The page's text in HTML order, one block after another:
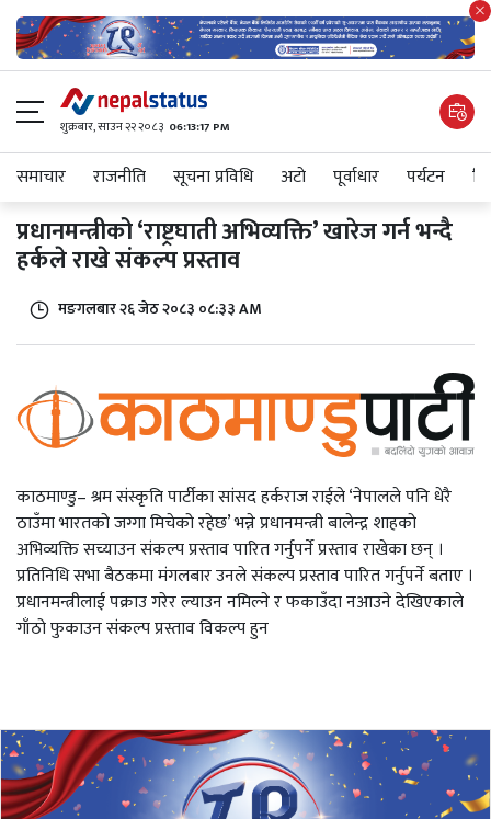
शुक्रबार​, साउन २२ २०८३ 06:13:17 PM
समाचार राजनीति सूचना प्रविधि अटाे पूर्वाधार पर्यटन
प्रधानमन्त्रीको ‘राष्ट्रघाती अभिव्यक्ति’ खारेज गर्न भन्दै
हर्कले राखे संकल्प प्रस्ताव
मङगलबार २६ जेठ २०८३ ०८:३३ AM
काठमाण्डु– श्रम संस्कृति पार्टीका सांसद हर्कराज राईले ‘नेपालले पनि धेरै
ठाउँमा भारतको जग्गा मिचेको रहेछ’ भन्ने प्रधानमन्त्री बालेन्द्र शाहको
अभिव्यक्ति सच्याउन संकल्प प्रस्ताव पारित गर्नुपर्ने प्रस्ताव राखेका छन् ।
प्रतिनिधि सभा बैठकमा मंगलबार उनले संकल्प प्रस्ताव पारित गर्नुपर्ने बताए ।
प्रधानमन्त्रीलाई पक्राउ गरेर ल्याउन नमिल्ने र फकाउँदा नआउने देखिएकाले
गाँठो फुकाउन संकल्प प्रस्ताव विकल्प हुन